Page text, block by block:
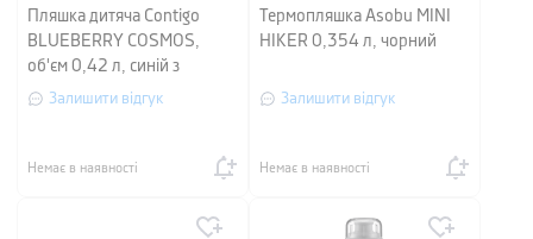
Пляшка дитяча Contigo
BLUEBERRY COSMOS,
об'єм 0,42 л, синій з
малюнком
Залишити відгук
Немає в наявності
Термопляшка Asobu MINI
HIKER 0,354 л, чорний
Залишити відгук
Немає в наявності